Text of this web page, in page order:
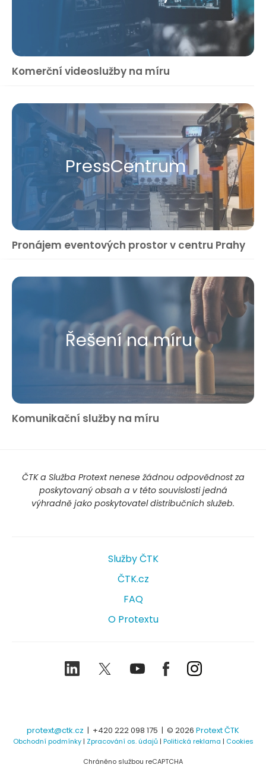
Komerční videoslužby na míru
Press​Centrum
Pronájem eventových prostor v centru Prahy
Řešení na míru
Komunikační služby na míru
ČTK a Služba Protext nenese žádnou odpovědnost za
poskytovaný obsah a v této souvislosti jedná
výhradně jako poskytovatel distribučních služeb.
Služby ČTK
ČTK.cz
FAQ
O Protextu
LinkedIn TwitterYoutubeFacebookInstagram
protext@ctk.cz | +420 222 098 175 | © 2026 Protext ČTK
Obchodní podmínky| Zpracování os. údajů| Politická reklama | Cookies
Chráněno službou reCAPTCHA